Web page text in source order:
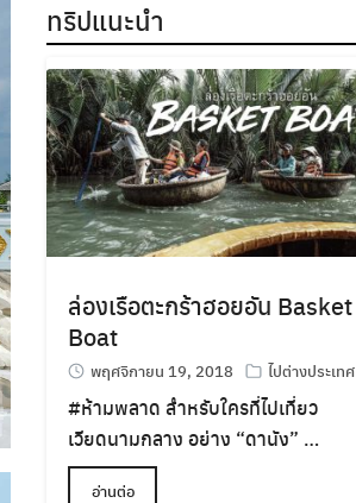
ทริปแนะนำ
ล่องเรือตะกร้าฮอยอัน Basket
Boat
พฤศจิกายน 19, 2018 ไปต่างประเทศ
#ห้ามพลาด สำหรับใครที่ไปเที่ยว
เวียดนามกลาง อย่าง “ดานัง” …
อ่านต่อ